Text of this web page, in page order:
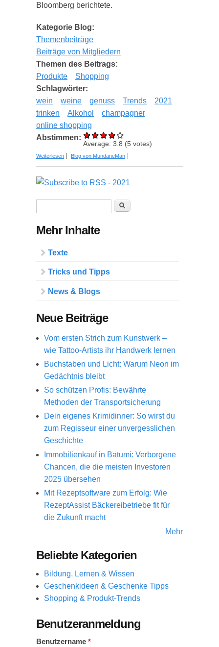
Bloomberg berichtete.
Kategorie Blog:
Themenbeiträge
Beiträge von Mitgliedern
Themen des Beitrags:
Produkte
Shopping
Schlagwörter:
wein
weine genuss Trends
2021
trinken
Alkohol
champagner
online shopping
Abstimmen:
Average: 3.8 (5 votes)
Weiterlesen über Hoch die Gläser! Die 9 wichtigsten Wein-
Blog von MundaneMan
Suche
Mehr Inhalte
Texte
Tricks und Tipps
News & Blogs
Neue Beiträge
Vom ersten Strich zum Kunstwerk –
wie Tattoo-Artists ihr Handwerk lernen
Buchstaben und Licht: Warum Neon im
Gedächtnis bleibt
So schützen Profis: Bewährte
Methoden der Transportsicherung
Dein eigenes Krimidinner: So wirst du
zum Regisseur einer unvergesslichen
Geschichte
Immobilienkauf in Batumi: Verborgene
Chancen, die die meisten Investoren
2025 übersehen
Mit Rezeptsoftware zum Erfolg: Wie
RezeptAssist Bäckereibetriebe fit für
die Zukunft macht
Mehr
Beliebte Kategorien
Bildung, Lernen & Wissen
Geschenkideen & Geschenke Tipps
Shopping & Produkt-Trends
Benutzeranmeldung
Benutzername *